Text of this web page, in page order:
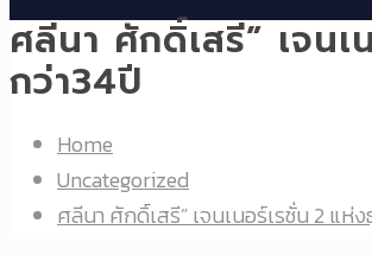
ศลีนา ศักดิ์เสรี” เจน
กว่า34ปี
Home
Uncategorized
ศลีนา ศักดิ์เสรี” เจนเนอร์เรชั่น 2 แ